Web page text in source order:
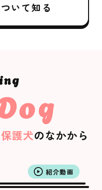
いて知る
保護犬のなかから
紹介動画